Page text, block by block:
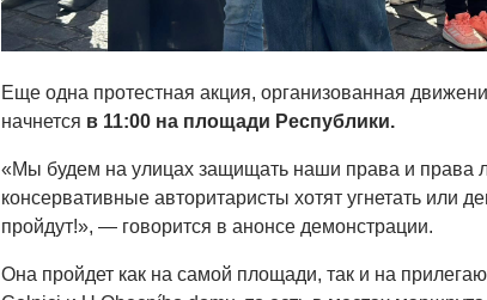
Еще одна протестная акция, организованная
начнется в 11:00 на площади Республики.
«Мы будем на улицах защищать наши права и права
консервативные авторитаристы хотят угнетать или
пройдут!», — говорится в анонсе демонстрации.
Она пройдет как на самой площади, так и на